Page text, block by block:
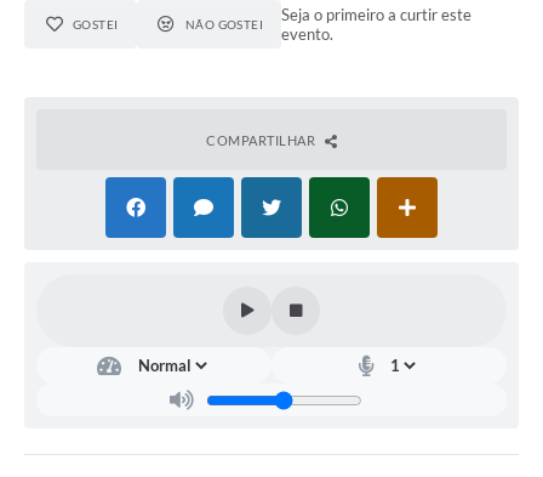
GOSTEI NÃO GOSTEI
Seja o primeiro a curtir este
evento.
COMPARTILHAR